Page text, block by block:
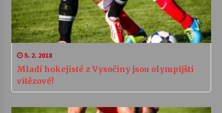
5. 2. 2018
Mladí hokejisté z Vysočiny jsou olympijští
vítězové!